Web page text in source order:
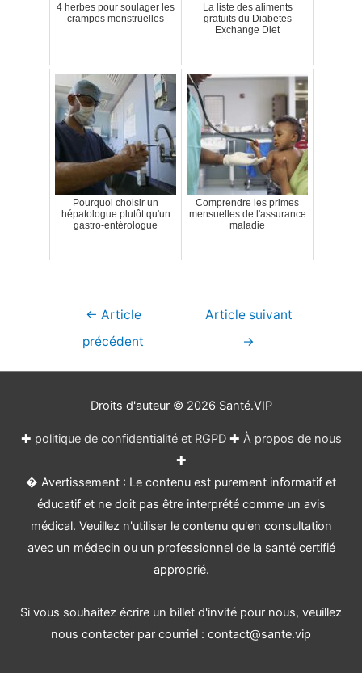
4 herbes pour soulager les
crampes menstruelles
La liste des aliments
gratuits du Diabetes
Exchange Diet
Pourquoi choisir un
hépatologue plutôt qu'un
gastro-entérologue
Comprendre les primes
mensuelles de l'assurance
maladie
Navigation
← Article
précédent
Article suivant
→
Droits d'auteur © 2026 Santé.VIP
✚ politique de confidentialité et RGPD✚ À propos de nous
✚
� Avertissement : Le contenu est purement informatif et
éducatif et ne doit pas être interprété comme un avis
médical. Veuillez n'utiliser le contenu qu'en consultation
avec un médecin ou un professionnel de la santé certifié
approprié.
Si vous souhaitez écrire un billet d'invité pour nous, veuillez
nous contacter par courriel : contact@sante.vip